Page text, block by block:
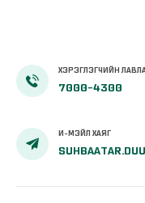
ХЭРЭГЛЭГЧИЙН
7000-4300
И-МЭЙЛ ХАЯГ